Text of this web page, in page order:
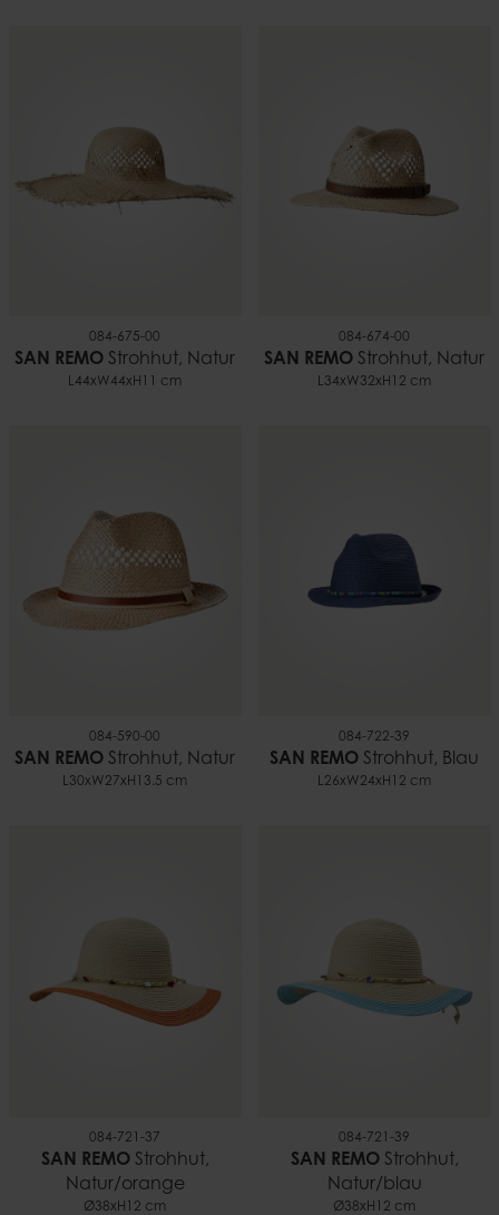
084-675-00
SAN REMO Strohhut, Natur
L44xW44xH11 cm
084-674-00
SAN REMO Strohhut, Natur
L34xW32xH12 cm
084-590-00
SAN REMO Strohhut, Natur
L30xW27xH13.5 cm
084-722-39
SAN REMO Strohhut, Blau
L26xW24xH12 cm
084-721-37
SAN REMOStrohhut,
Natur/orange
Ø38xH12 cm
084-721-39
SAN REMOStrohhut,
Natur/blau
Ø38xH12 cm